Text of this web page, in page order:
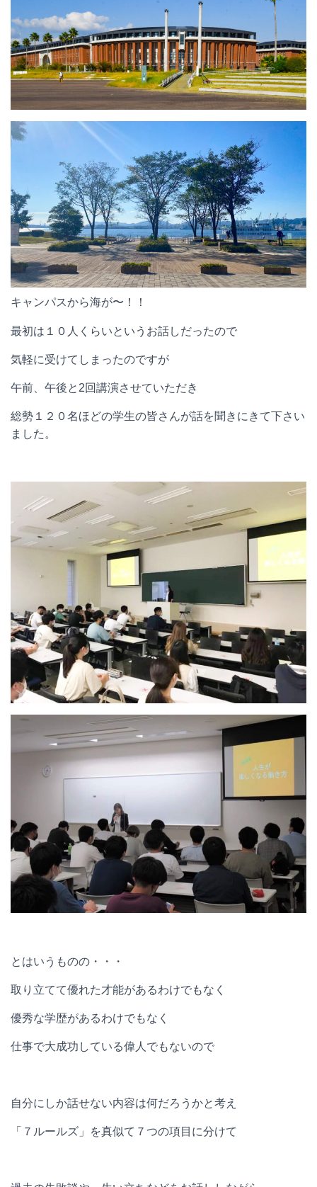
キャンパスから海が〜！！
最初は１０人くらいというお話しだったので
気軽に受けてしまったのですが
午前、午後と2回講演させていただき
総勢１２０名ほどの学生の皆さんが話を聞きにきて下さい
ました。
とはいうものの・・・
取り立てて優れた才能があるわけでもなく
優秀な学歴があるわけでもなく
仕事で大成功している偉人でもないので
自分にしか話せない内容は何だろうかと考え
「７ルールズ」を真似て７つの項目に分けて